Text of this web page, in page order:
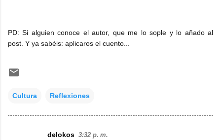
PD: Si alguien conoce el autor, que me lo sople y lo añado al
post. Y ya sabéis: aplicaros el cuento...
Cultura Reflexiones
delokos 3:32 p. m.